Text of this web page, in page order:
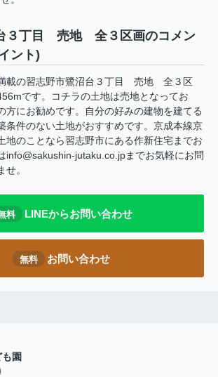
３丁目 売地 全３区画のコメン
ント)
載の習志野市鷺沼台３丁目 売地 全３区
です。コチラの土地は売地となってお
方にお勧めです。自分の好みの建物を建てる
条件のない土地がおすすめです。京成本線京
地のことなら習志野市にある作新住宅までお
info@sakushin-jutaku.co.jpまでお気軽にお問
。
料 LINEからお問い合わせ
無料 お問い合わせ
園